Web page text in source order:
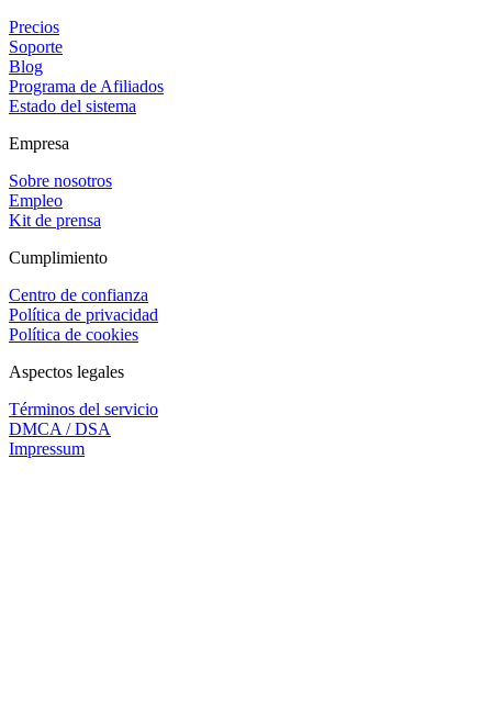
Precios
Soporte
Blog
Programa de Afiliados
Estado del sistema
Empresa
Sobre nosotros
Empleo
Kit de prensa
Cumplimiento
Centro de confianza
Política de privacidad
Política de cookies
Aspectos legales
Términos del servicio
DMCA / DSA
Impressum